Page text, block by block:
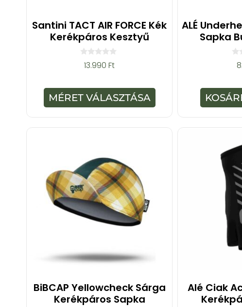
Santini TACT AIR FORCE Kék
Kerékpáros Kesztyű
0
-
b
ő
l
13.990Ft
MÉRET VÁLASZTÁSA
ALÉ
Sapka
-
b
ő
l
BiBCAP Yellowcheck Sárga
Kerékpáros Sapka
Alé Ciak